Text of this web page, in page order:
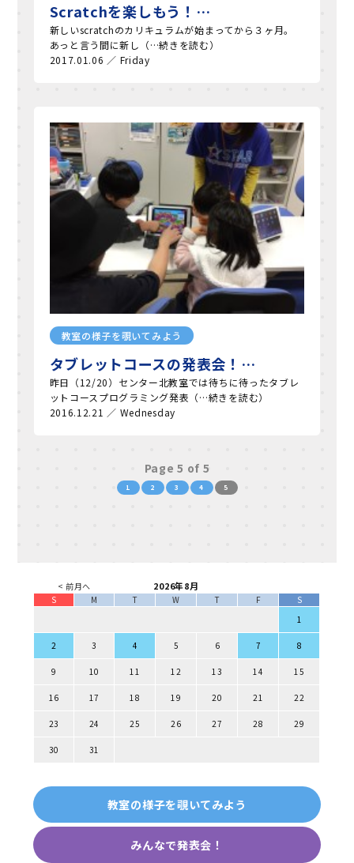
Scratchを楽しもう！…
新しいscratchのカリキュラムが始まってから３ヶ月。
あっと言う間に新し（…続きを読む）
2017.01.06 ／ Friday
教室の様子を覗いてみよう
タブレットコースの発表会！…
昨日（12/20）センター北教室では待ちに待ったタブレ
ットコースプログラミング発表（…続きを読む）
2016.12.21 ／ Wednesday
Page 5 of 5
1 2 3 4 5
< 前月へ 2026年8月
S M T W T F
S
1
2 3 4 5 6 7 8
9 10 11 12 13 14 15
16 17 18 19 20 21 22
23 24 25 26 27 28 29
30 31
教室の様子を覗いてみよう
みんなで発表会！